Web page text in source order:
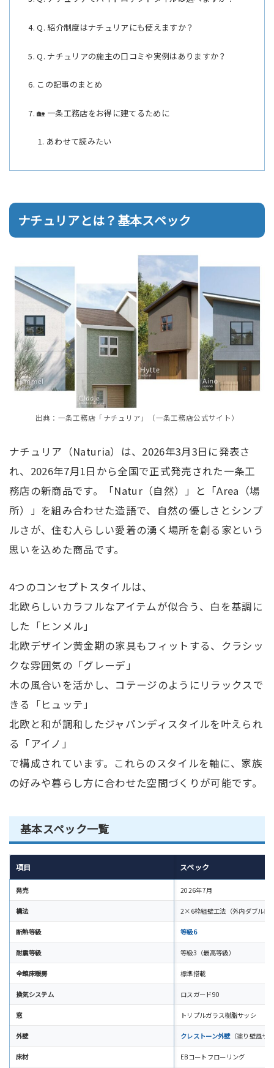
Q. 紹介制度はナチュリアにも使えますか？
Q. ナチュリアの施主の口コミや実例はありますか？
この記事のまとめ
🏡 一条工務店をお得に建てるために
あわせて読みたい
ナチュリアとは？基本スペック
出典：一条工務店「ナチュリア」（一条工務店公式サイト）
ナチュリア（Naturia）は、2026年3月3日に発表さ
れ、2026年7月1日から全国で正式発売された一条工
務店の新商品です。「Natur（自然）」と「Area（場
所）」を組み合わせた造語で、自然の優しさとシンプ
ルさが、住む人らしい愛着の湧く場所を創る家という
思いを込めた商品です。
4つのコンセプトスタイルは、
北欧らしいカラフルなアイテムが似合う、白を基調に
した「ヒンメル」
北欧デザイン黄金期の家具もフィットする、クラシッ
クな雰囲気の「グレーデ」
木の風合いを活かし、コテージのようにリラックスで
きる「ヒュッテ」
北欧と和が調和したジャパンディスタイルを叶えられ
る「アイノ」
で構成されています。これらのスタイルを軸に、家族
の好みや暮らし方に合わせた空間づくりが可能です。
基本スペック一覧
項目 スペック
発売 2026年7月
構法 2×6枠組壁工法（外内ダブル断
断熱等級 等級6
耐震等級 等級3（最高等級）
全館床暖房 標準搭載
換気システム ロスガード90
窓 トリプルガラス樹脂サッシ
外壁 クレストーン外壁（塗り壁風サ
床材 EBコートフローリング